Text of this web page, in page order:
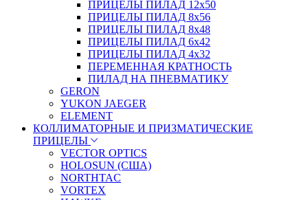
ПРИЦЕЛЫ ПИЛАД 12х50
ПРИЦЕЛЫ ПИЛАД 8х56
ПРИЦЕЛЫ ПИЛАД 8х48
ПРИЦЕЛЫ ПИЛАД 6х42
ПРИЦЕЛЫ ПИЛАД 4х32
ПЕРЕМЕННАЯ КРАТНОСТЬ
ПИЛАД НА ПНЕВМАТИКУ
GERON
YUKON JAEGER
ELEMENT
КОЛЛИМАТОРНЫЕ И ПРИЗМАТИЧЕСКИЕ
ПРИЦЕЛЫ
VECTOR OPTICS
HOLOSUN (США)
NORTHTAC
VORTEX